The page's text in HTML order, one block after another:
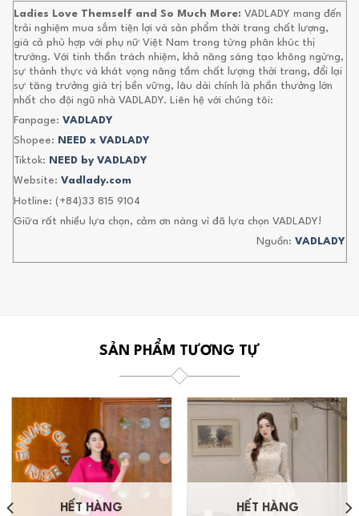
Ladies Love Themself and So Much More: VADLADY mang đến
trải nghiệm mua sắm tiện lợi và sản phẩm thời trang chất lượng,
giá cả phù hợp với phụ nữ Việt Nam trong từng phân khúc thị
trường. Với tinh thần trách nhiệm, khả năng sáng tạo không ngừng,
sự thành thực và khát vọng nâng tầm chất lượng thời trang, đổi lại
sự tăng trưởng giá trị bền vững, lâu dài chính là phần thưởng lớn
nhất cho đội ngũ nhà VADLADY. Liên hệ với chúng tôi:
Fanpage: VADLADY
Shopee:
NEED x VADLADY
Tiktok:
NEED by VADLADY
Website: Vadlady.com
Hotline: (+84)33 815 9104
Giữa rất nhiều lựa chọn, cảm ơn nàng vì đã lựa chọn VADLADY!
Nguồn: VADLADY
SẢN PHẨM TƯƠNG TỰ
HẾT HÀNG HẾT HÀNG